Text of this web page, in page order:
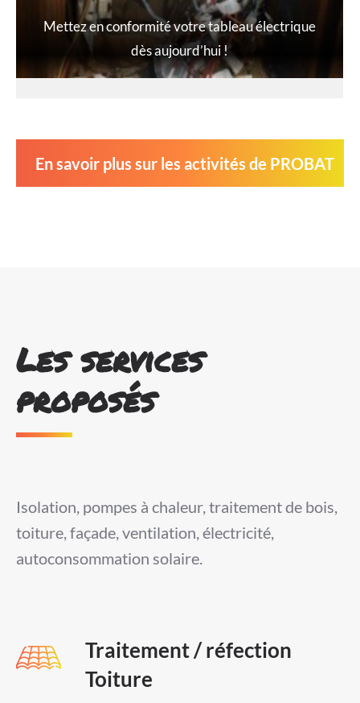
Mettez en conformité votre tableau électrique
dès aujourd’hui !
En savoir plus sur les activités de PROBAT
Les services
proposés
Isolation, pompes à chaleur, traitement de bois,
toiture, façade, ventilation, électricité,
autoconsommation solaire.
Traitement / réfection
Toiture